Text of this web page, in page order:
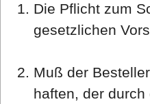
Die Pflicht zum
gesetzlichen
Muß der
haften, der